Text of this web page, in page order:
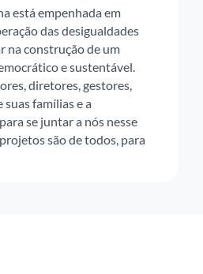
está empenhada em
das desigualdades
na construção de um
e sustentável.
diretores, gestores,
suas famílias e a
se juntar a nós nesse
são de todos, para